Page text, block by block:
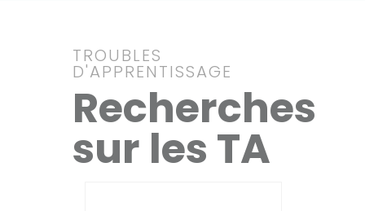
TROUBLES
D'APPRENTISSAGE
Recherches
sur les TA